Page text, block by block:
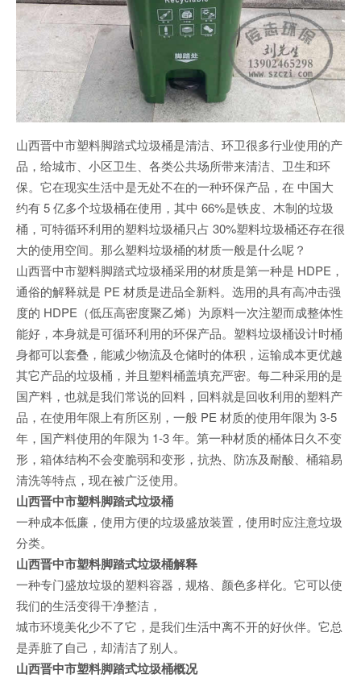
山西晋中市塑料脚踏式垃圾桶是清洁、环卫很多行业使用的产
品，给城市、小区卫生、各类公共场所带来清洁、卫生和环
保。它在现实生活中是无处不在的一种环保产品，在 中国大
约有 5 亿多个垃圾桶在使用，其中 66%是铁皮、木制的垃圾
桶，可特循环利用的塑料垃圾桶只占 30%塑料垃圾桶还存在很
大的使用空间。那么塑料垃圾桶的材质一般是什么呢？
山西晋中市塑料脚踏式垃圾桶采用的材质是第一种是 HDPE，
通俗的解释就是 PE 材质是进品全新料。选用的具有高冲击强
度的 HDPE（低压高密度聚乙烯）为原料一次注塑而成整体性
能好，本身就是可循环利用的环保产品。塑料垃圾桶设计时桶
身都可以套叠，能减少物流及仓储时的体积，运输成本更优越
其它产品的垃圾桶，并且塑料桶盖填充严密。每二种采用的是
国产料，也就是我们常说的回料，回料就是回收利用的塑料产
品，在使用年限上有所区别，一般 PE 材质的使用年限为 3-5
年，国产料使用的年限为 1-3 年。第一种材质的桶体日久不变
形，箱体结构不会变脆弱和变形，抗热、防冻及耐酸、桶箱易
清洗等特点，现在被广泛使用。
山西晋中市塑料脚踏式垃圾桶
一种成本低廉，使用方便的垃圾盛放装置，使用时应注意垃圾
分类。
山西晋中市塑料脚踏式垃圾桶解释
一种专门盛放垃圾的塑料容器，规格、颜色多样化。它可以使
我们的生活变得干净整洁，
城市环境美化少不了它，是我们生活中离不开的好伙伴。它总
是弄脏了自己，却清洁了别人。
山西晋中市塑料脚踏式垃圾桶概况